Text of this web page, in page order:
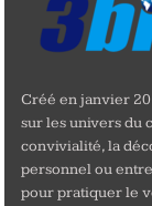
Créé en janvier
sur les univers du
convivialité, la
personnel ou
pour pratiquer le